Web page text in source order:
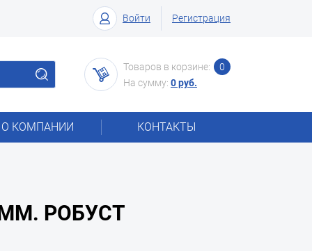
Войти Регистрация
Товаров в корзине:
0
На сумму: 0 руб.
О КОМПАНИИ КОНТАКТЫ
РОБУСТ